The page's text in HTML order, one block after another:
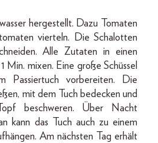
hergestellt. Dazu Tomaten
vierteln. Die Schalotten
Alle Zutaten in einen
Min. mixen. Eine große Schüssel
Passiertuch vorbereiten. Die
mit dem Tuch bedecken und
beschweren. Über Nacht
kann das Tuch auch zu einem
Am nächsten Tag erhält